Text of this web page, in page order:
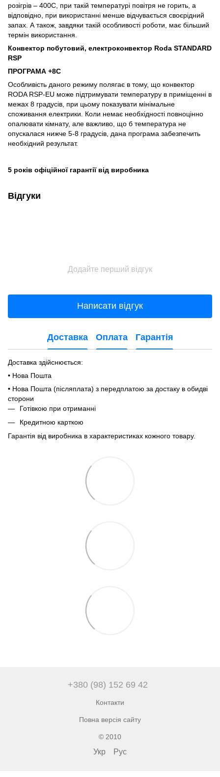
розігрів – 400С, при такій температурі повітря не горить, а
відповідно, при використанні менше відчувається своєрідний
запах. А також, завдяки такій особливості роботи, має більший
термін використання.
Конвектор побутовий, електроконвектор Roda STANDARD
RSP
ПРОГРАМА +8С
Особливість даного режиму полягає в тому, що конвектор
RODA RSP-EU може підтримувати температуру в приміщенні в
межах 8 градусів, при цьому показувати мінімальне
споживання електрики. Коли немає необхідності повноцінно
опалювати кімнату, але важливо, що б температура не
опускалася нижче 5-8 градусів, дана програма забезпечить
необхідний результат.
5 років офіційної гарантії від виробника
Відгуки
Додайте перший відгук
Написати відгук
Доставка Оплата Гарантія
Доставка здійснюється:
• Нова Пошта
• Нова Пошта (післяплата) з передплатою за достаку в обидві
сторони
Готівкою при отриманні
Кредитною карткою
Гарантія від виробника в характеристиках кожного товару.
+380 (98) 152 69 42
Контакти
Повна версія сайту
© 2010
Укр Рус